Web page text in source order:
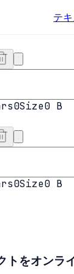
テ
0Size0 B
0Size0 B
トをオンラ